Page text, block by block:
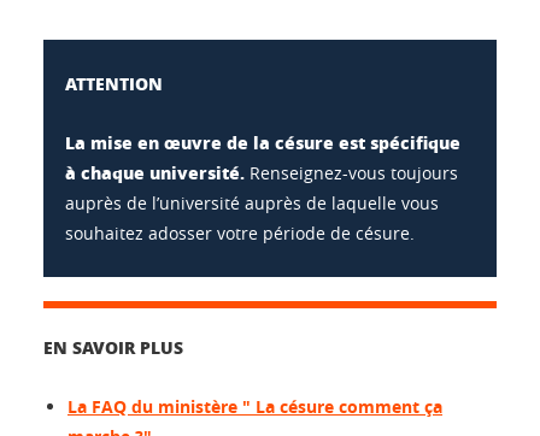
ATTENTION
La mise en œuvre de la césure est spécifique
à chaque université. Renseignez-vous toujours
auprès de l’université auprès de laquelle vous
souhaitez adosser votre période de césure.
EN SAVOIR PLUS
La FAQ du ministère " La césure comment ça